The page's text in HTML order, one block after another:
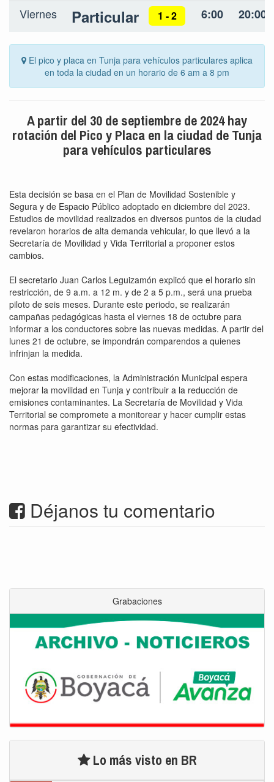
Viernes
Particular 1 - 2 6:00 20:00
El pico y placa en Tunja para vehículos particulares aplica
en toda la ciudad en un horario de 6 am a 8 pm
A partir del 30 de septiembre de 2024 hay
rotación del Pico y Placa en la ciudad de Tunja
para vehículos particulares
Esta decisión se basa en el Plan de Movilidad Sostenible y
Segura y de Espacio Público adoptado en diciembre del 2023.
Estudios de movilidad realizados en diversos puntos de la ciudad
revelaron horarios de alta demanda vehicular, lo que llevó a la
Secretaría de Movilidad y Vida Territorial a proponer estos
cambios.
El secretario Juan Carlos Leguizamón explicó que el horario sin
restricción, de 9 a.m. a 12 m. y de 2 a 5 p.m., será una prueba
piloto de seis meses. Durante este periodo, se realizarán
campañas pedagógicas hasta el viernes 18 de octubre para
informar a los conductores sobre las nuevas medidas. A partir del
lunes 21 de octubre, se impondrán comparendos a quienes
infrinjan la medida.
Con estas modificaciones, la Administración Municipal espera
mejorar la movilidad en Tunja y contribuir a la reducción de
emisiones contaminantes. La Secretaría de Movilidad y Vida
Territorial se compromete a monitorear y hacer cumplir estas
normas para garantizar su efectividad.
Déjanos tu comentario
Grabaciones
Lo más visto en BR